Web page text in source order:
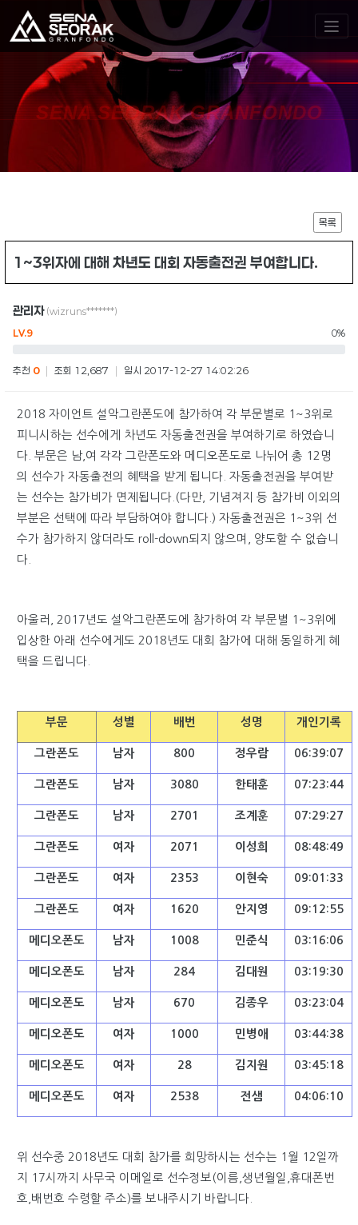
SENA SEORAK GRANFONDO
목록
1~3위자에 대해 차년도 대회 자동출전권 부여합니다.
관리자 (wizruns*******)
LV.9 0%
추천 0 조회 12,687 일시 2017-12-27 14:02:26
2018 자이언트 설악그란폰도에 참가하여 각 부문별로 1~3위로
피니시하는 선수에게 차년도 자동출전권을 부여하기로 하였습니
다. 부문은 남,여 각각 그란폰도와 메디오폰도로 나뉘어 총 12명
의 선수가 자동출전의 혜택을 받게 됩니다. 자동출전권을 부여받
는 선수는 참가비가 면제됩니다.(다만, 기념져지 등 참가비 이외의
부분은 선택에 따라 부담하여야 합니다.) 자동출전권은 1~3위 선
수가 참가하지 않더라도 roll-down되지 않으며, 양도할 수 없습니
다.
아울러, 2017년도 설악그란폰도에 참가하여 각 부문별 1~3위에
입상한 아래 선수에게도 2018년도 대회 참가에 대해 동일하게 혜
택을 드립니다.
부문 성별 배번 성명 개인기록
그란폰도 남자 800 정우람 06:39:07
그란폰도 남자 3080 한태훈 07:23:44
그란폰도 남자 2701 조계훈 07:29:27
그란폰도 여자 2071 이성희 08:48:49
그란폰도 여자 2353 이현숙 09:01:33
그란폰도 여자 1620 안지영 09:12:55
메디오폰도 남자 1008 민준식 03:16:06
메디오폰도 남자 284 김대원 03:19:30
메디오폰도 남자 670 김종우 03:23:04
메디오폰도 여자 1000 민병애 03:44:38
메디오폰도 여자 28 김지원 03:45:18
메디오폰도 여자 2538 전샘 04:06:10
위 선수중 2018년도 대회 참가를 희망하시는 선수는 1월 12일까
지 17시까지 사무국 이메일로 선수정보(이름,생년월일,휴대폰번
호,배번호 수령할 주소)를 보내주시기 바랍니다.